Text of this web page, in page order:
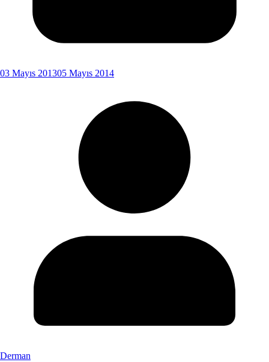
03 Mayıs 201305 Mayıs 2014
Derman